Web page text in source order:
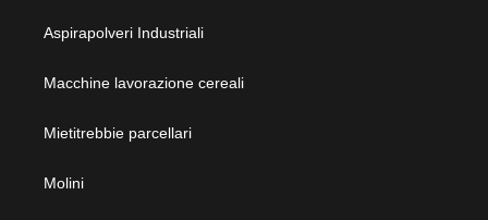
Aspirapolveri Industriali
Macchine lavorazione cereali
Mietitrebbie parcellari
Molini